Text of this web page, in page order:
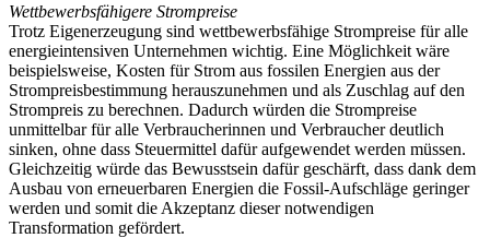
Wettbewerbsfähigere Strompreise
Trotz Eigenerzeugung sind wettbewerbsfähige Strompreise für alle
energieintensiven Unternehmen wichtig. Eine Möglichkeit wäre
beispielsweise, Kosten für Strom aus fossilen Energien aus der
Strompreisbestimmung herauszunehmen und als Zuschlag auf den
Strompreis zu berechnen. Dadurch würden die Strompreise
unmittelbar für alle Verbraucherinnen und Verbraucher deutlich
sinken, ohne dass Steuermittel dafür aufgewendet werden müssen.
Gleichzeitig würde das Bewusstsein dafür geschärft, dass dank dem
Ausbau von erneuerbaren Energien die Fossil-Aufschläge geringer
werden und somit die Akzeptanz dieser notwendigen
Transformation gefördert.